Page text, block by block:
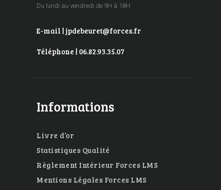
Du lundi au vendredi de 9H à 18H
E-mail | jpdebeuret@forces.fr
Téléphone | 06.82.93.35.07
Informations
Livre d’or
Statistiques Qualité
Règlement Intérieur Forces LMS
Mentions Légales Forces LMS